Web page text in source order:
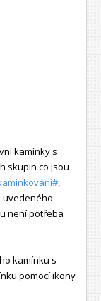
kamínky s
skupin co jsou
uvedeného
není potřeba
kamínku s
pomocí ikony